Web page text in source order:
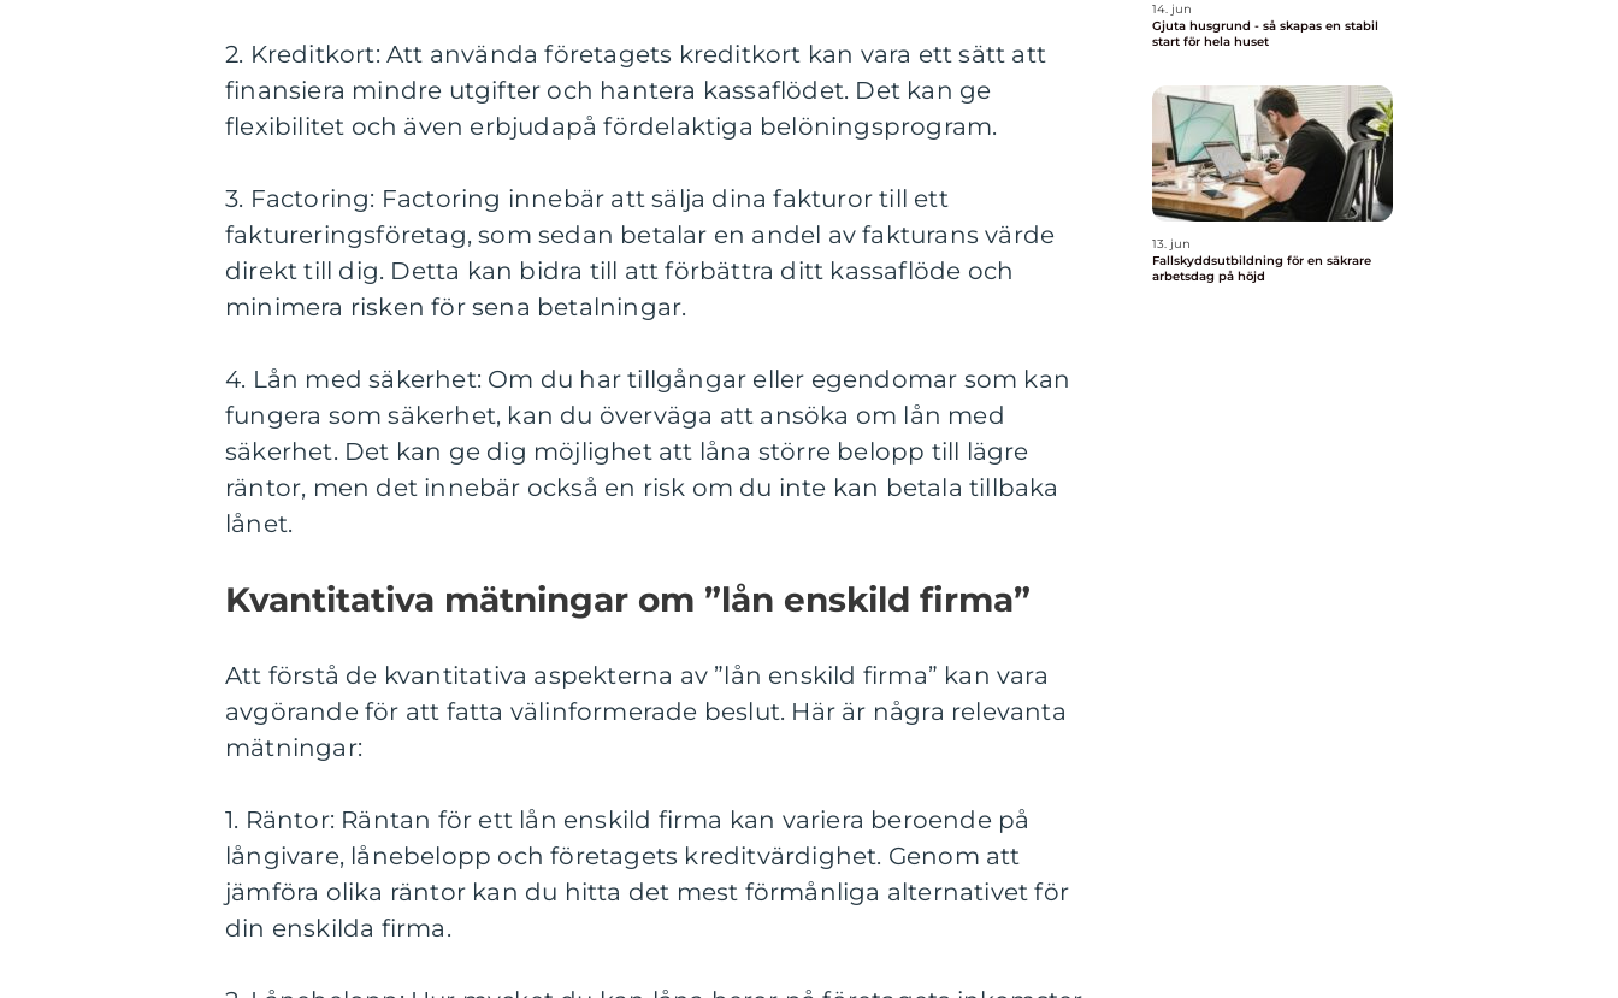
2. Kreditkort: Att använda företagets kreditkort kan vara ett sätt att
finansiera mindre utgifter och hantera kassaflödet. Det kan ge
flexibilitet och även erbjudapå fördelaktiga belöningsprogram.
3. Factoring: Factoring innebär att sälja dina fakturor till ett
faktureringsföretag, som sedan betalar en andel av fakturans värde
direkt till dig. Detta kan bidra till att förbättra ditt kassaflöde och
minimera risken för sena betalningar.
4. Lån med säkerhet: Om du har tillgångar eller egendomar som kan
fungera som säkerhet, kan du överväga att ansöka om lån med
säkerhet. Det kan ge dig möjlighet att låna större belopp till lägre
räntor, men det innebär också en risk om du inte kan betala tillbaka
lånet.
Kvantitativa mätningar om ”lån enskild firma”
Att förstå de kvantitativa aspekterna av ”lån enskild firma” kan vara
avgörande för att fatta välinformerade beslut. Här är några relevanta
mätningar:
1. Räntor: Räntan för ett lån enskild firma kan variera beroende på
långivare, lånebelopp och företagets kreditvärdighet. Genom att
jämföra olika räntor kan du hitta det mest förmånliga alternativet för
din enskilda firma.
14. jun
Gjuta husgrund - så skapas en stabil
start för hela huset
13. jun
Fallskyddsutbildning för en säkrare
arbetsdag på höjd